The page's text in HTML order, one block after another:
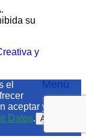
su
Menú
el
aceptar y conoce
Datos. Aceptar